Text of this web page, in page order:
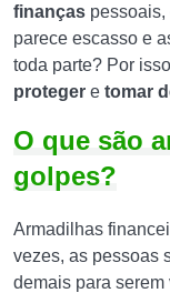
finanças
parece escasso e
toda parte? Por
proteger e tomar
O que são
golpes?
Armadilhas
vezes, as pessoas
demais para